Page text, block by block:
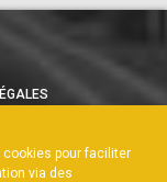
pour faciliter
via des